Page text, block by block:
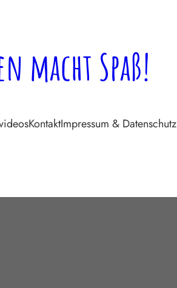
macht Spaß!
KontaktImpressum & Datenschutz